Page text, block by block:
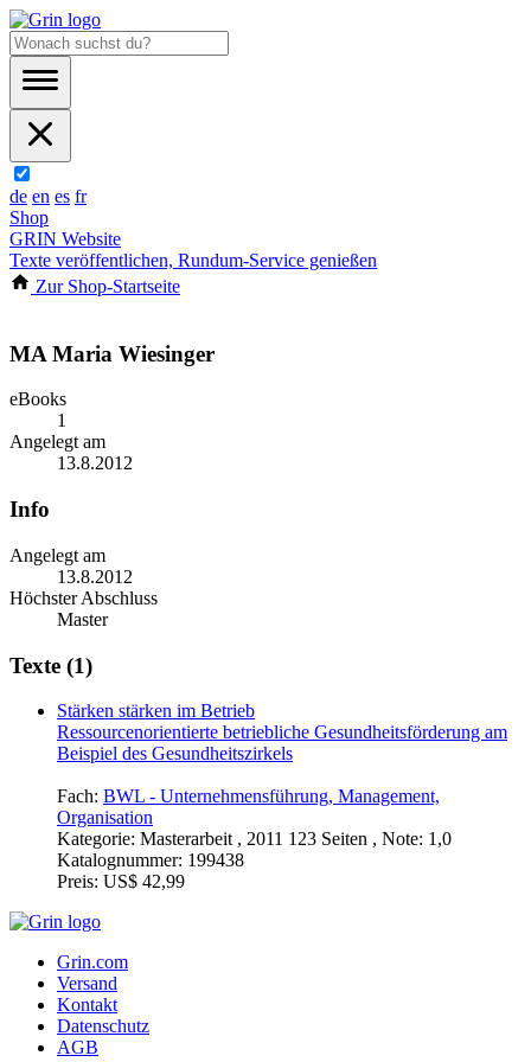
de en es fr
Shop
GRIN Website
Texte veröffentlichen, Rundum-Service genießen
Zur Shop-Startseite
MA Maria Wiesinger
eBooks
1
Angelegt am
13.8.2012
Info
Angelegt am
13.8.2012
Höchster Abschluss
Master
Texte (1)
Stärken stärken im Betrieb
Ressourcenorientierte betriebliche Gesundheitsförderung am
Beispiel des Gesundheitszirkels
Fach: BWL - Unternehmensführung, Management,
Organisation
Kategorie: Masterarbeit , 2011 123 Seiten , Note: 1,0
Katalognummer: 199438
Preis: US$ 42,99
Grin.com
Versand
Kontakt
Datenschutz
AGB